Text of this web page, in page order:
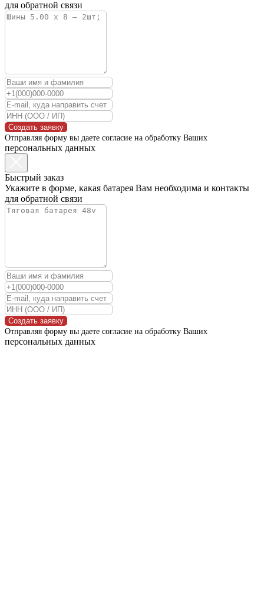
для обратной связи
Создать заявку
Отправляя форму вы даете согласие на обработку Ваших
персональных данных
Быстрый заказ
Укажите в форме, какая батарея Вам необходима и контакты
для обратной связи
Создать заявку
Отправляя форму вы даете согласие на обработку Ваших
персональных данных